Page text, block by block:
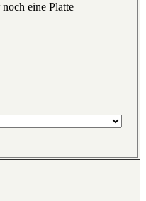
eine Platte